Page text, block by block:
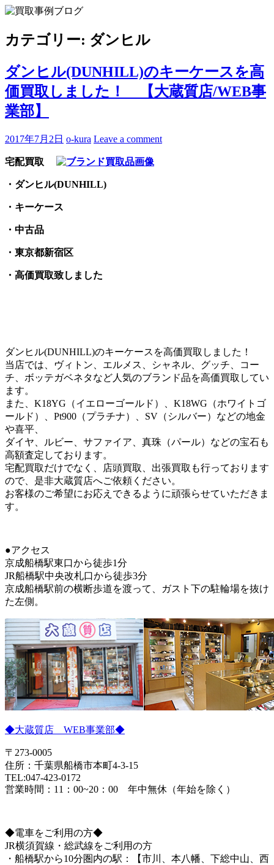
Skip
content
ポイントや高額買取のコツをお知らせします。
カテゴリー: ダンヒル
ダンヒル(DUNHILL)のキーケースを高
価買取しました！ 【大蔵質店/WEB事
業部】
2017年7月2日 o-kura Leave a comment
宅配買取
・ダンヒル(DUNHILL)
・キーケース
・中古品
・東京都新宿区
・高価買取致しました
ダンヒル(DUNHILL)のキーケースを高価買取しました！
当店では、ヴィトン、エルメス、シャネル、グッチ、コー
チ、ボッテガベネタなど人気のブランド品を高価買取してい
ます。
また、K18YG（イエローゴールド）、K18WG（ホワイトゴ
ールド）、Pt900（プラチナ）、SV（シルバー）などの地金
や喜平、
ダイヤ、ルビー、サファイア、真珠（パール）などの宝石も
高額査定しております。
宅配買取だけでなく、店頭買取、出張買取も行っております
ので、是非大蔵質店へご依頼ください。
お客様のご希望にお応えできるように頑張らせていただきま
す。
●アクセス
京成船橋駅東口から徒歩1分
JR船橋駅中央改札口から徒歩3分
京成船橋駅前の横断歩道を渡って、ガスト下の駐輪場を抜け
た左側。
◆大蔵質店 WEB事業部◆
〒273-0005
住所：千葉県船橋市本町4-3-15
TEL:047-423-0172
営業時間：11：00~20：00 年中無休（年始を除く）
◆電車をご利用の方◆
JR横須賀線・総武線をご利用の方
・船橋駅から10分圏内の駅：【市川、本八幡、下総中山、西